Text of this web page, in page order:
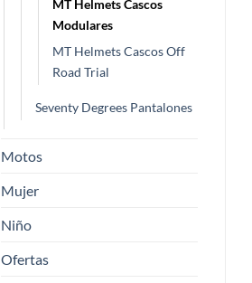
MT Helmets Cascos
Modulares
MT Helmets Cascos Off
Road Trial
Seventy Degrees Pantalones
Motos
Mujer
Niño
Ofertas